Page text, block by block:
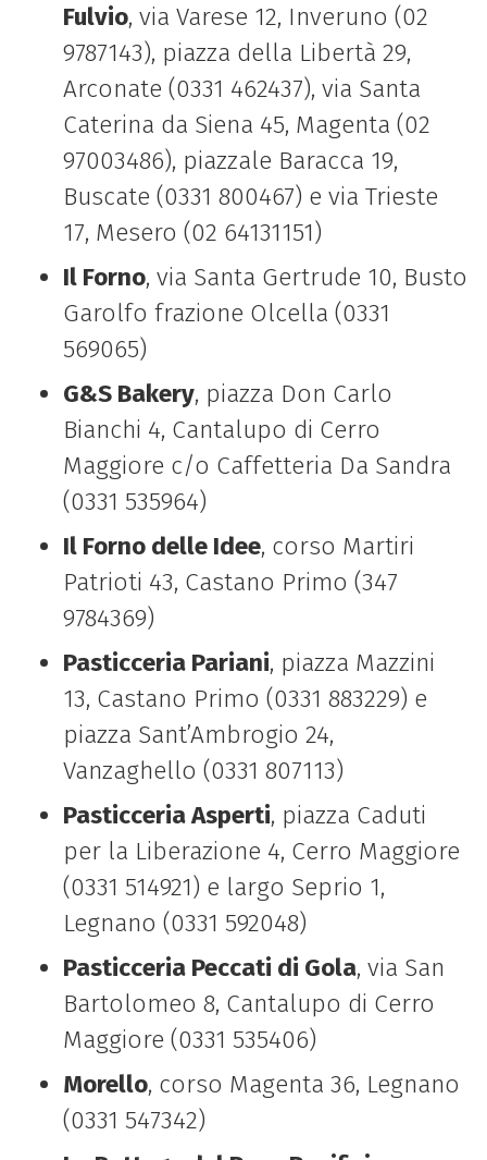
Fulvio, via Varese 12, Inveruno (02
9787143), piazza della Libertà 29,
Arconate (0331 462437), via Santa
Caterina da Siena 45, Magenta (02
97003486), piazzale Baracca 19,
Buscate (0331 800467) e via Trieste
17, Mesero (02 64131151)
Il Forno, via Santa Gertrude 10, Busto
Garolfo frazione Olcella (0331
569065)
G&S Bakery, piazza Don Carlo
Bianchi 4, Cantalupo di Cerro
Maggiore c/o Caffetteria Da Sandra
(0331 535964)
Il Forno delle Idee, corso Martiri
Patrioti 43, Castano Primo (347
9784369)
Pasticceria Pariani, piazza Mazzini
13, Castano Primo (0331 883229) e
piazza Sant’Ambrogio 24,
Vanzaghello (0331 807113)
Pasticceria Asperti, piazza Caduti
per la Liberazione 4, Cerro Maggiore
(0331 514921) e largo Seprio 1,
Legnano (0331 592048)
Pasticceria Peccati di Gola, via San
Bartolomeo 8, Cantalupo di Cerro
Maggiore (0331 535406)
Morello, corso Magenta 36, Legnano
(0331 547342)